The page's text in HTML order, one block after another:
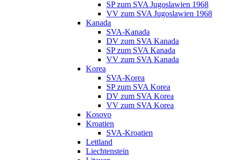
SP zum SVA Jugoslawien 1968
VV zum SVA Jugoslawien 1968
Kanada
SVA-Kanada
DV zum SVA Kanada
SP zum SVA Kanada
VV zum SVA Kanada
Korea
SVA-Korea
SP zum SVA Korea
DV zum SVA Korea
VV zum SVA Korea
Kosovo
Kroatien
SVA-Kroatien
Lettland
Liechtenstein